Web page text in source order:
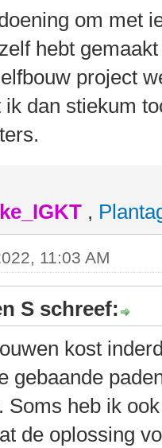
om met
hebt
project
ik dan stiekum
,
11:03 AM
S schreef:
kost
gebaande
Soms heb ik
de oplossing